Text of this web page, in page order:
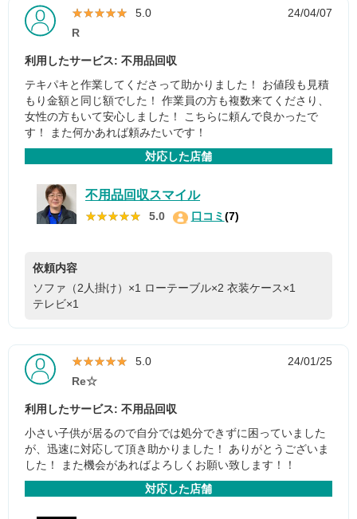
★★★★★
★★★★★ 5.0
24/04/07
R
利用したサービス: 不用品回収
テキパキと作業してくださって助かりました！ お値段も見積
もり金額と同じ額でした！ 作業員の方も複数来てくださり、
女性の方もいて安心しました！ こちらに頼んで良かったで
す！ また何かあれば頼みたいです！
対応した店舗
不用品回収スマイル
★★★★★
★★★★★ 5.0 口コミ(7)
依頼内容
ソファ（2人掛け）×1 ローテーブル×2 衣装ケース×1
テレビ×1
★★★★★
★★★★★ 5.0
24/01/25
Re☆
利用したサービス: 不用品回収
小さい子供が居るので自分では処分できずに困っていました
が、迅速に対応して頂き助かりました！ ありがとうございま
した！ また機会があればよろしくお願い致します！！
対応した店舗